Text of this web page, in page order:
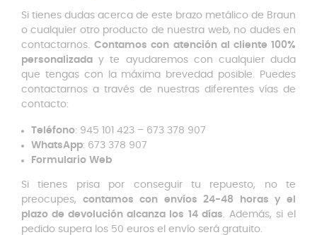
Si tienes dudas acerca de este brazo metálico de Braun
o cualquier otro producto de nuestra web, no dudes en
contactarnos.Contamos con atención al cliente 100%
personalizada y te ayudaremos con cualquier duda
que tengas con la máxima brevedad posible. Puedes
contactarnos a través de nuestras diferentes vías de
contacto:
Teléfono: 945 101 423 – 673 378 907
WhatsApp: 673 378 907
Formulario Web
Si tienes prisa por conseguir tu repuesto, no te
preocupes, contamos con envíos 24-48 horas y el
plazo de devolución alcanza los 14 días. Además, si el
pedido supera los 50 euros el envío será gratuito.